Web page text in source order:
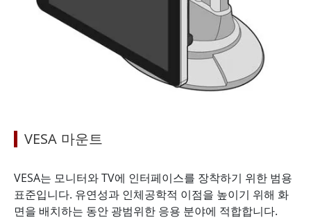
VESA 마운트
VESA는 모니터와 TV에 인터페이스를 장착하기 위한 범용
표준입니다. 유연성과 인체공학적 이점을 높이기 위해 화
면을 배치하는 동안 광범위한 응용 분야에 적합합니다.